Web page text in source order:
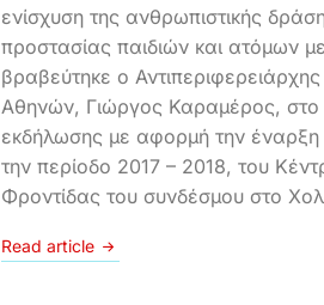
ενίσχυση της ανθρωπιστικής
προστασίας παιδιών και ατόμων
βραβεύτηκε ο
Αθηνών, Γιώργος Καραμέρος, στο
εκδήλωσης με αφορμή την έναρξη
την περίοδο 2017 – 2018, του
Φροντίδας του συνδέσμου στο
Read article